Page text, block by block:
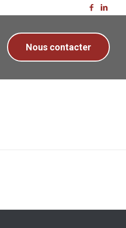
Nous contacter